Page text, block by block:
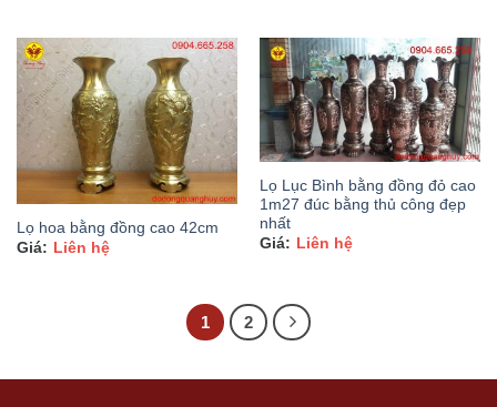
Lọ hoa bằng đồng cao 42cm
Liên hệ
Lọ Lục Bình bằng đồng đỏ cao
1m27 đúc bằng thủ công đẹp
nhất
Liên hệ
1 2